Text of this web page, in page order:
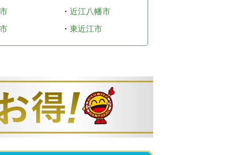
・ 近江八幡市
・ 東近江市